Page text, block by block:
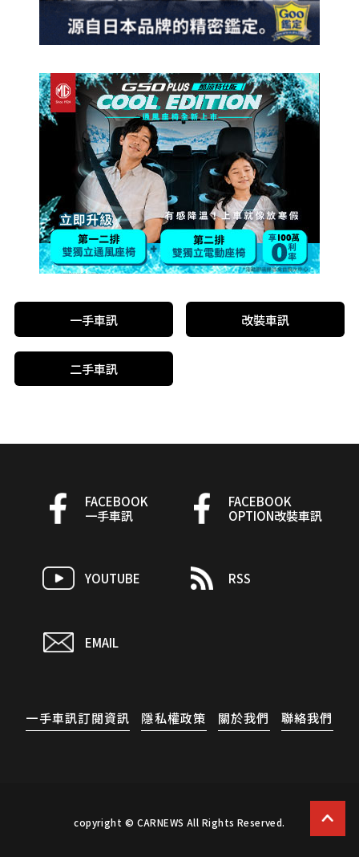
一手車訊 改裝車訊
二手車訊
FACEBOOK
一手車訊
FACEBOOK
OPTION改裝車訊
YOUTUBE RSS
EMAIL
一手車訊訂閱資訊 隱私權政策 關於我們 聯絡我們
copyright © CARNEWS All Rights Reserved.